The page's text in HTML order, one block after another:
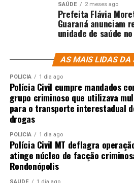
SAÚDE 2 meses ago
Prefeita Flávia
Guaraná anunciam
unidade de saúde
AS MAIS LIDAS DA
POLÍCIA 1 dia ago
Polícia Civil cumpre mandados
grupo criminoso que utilizava
para o transporte interestadual
drogas
POLÍCIA 1 dia ago
Polícia Civil MT deflagra
atinge núcleo de facção
Rondonópolis
SAÚDE 1 dia ago